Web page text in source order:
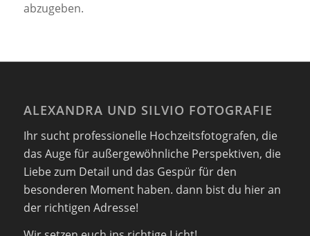
abzugeben.
ALEXANDRA UND SILVIO FOTOGRAFIE
Ihr sucht professionelle Hochzeitsfotografen, die
das Auge für außergewöhnliche Perspektiven, die
Liebe zum Detail und das Gespür für den
besonderen Moment haben. dann bist du hier an
der richtigen Adresse!